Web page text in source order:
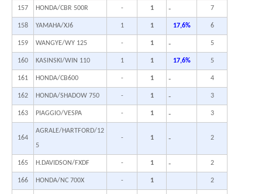
157 HONDA/CBR 500R - 1 - 7
158 YAMAHA/XJ6 1 1 17,6% 6
159 WANGYE/WY 125 - 1 - 5
160 KASINSKI/WIN 110 1 1 17,6% 5
161 HONDA/CB600 - 1 - 4
162 HONDA/SHADOW 750 - 1 - 3
163 PIAGGIO/VESPA - 1 - 3
164
AGRALE/HARTFORD/12
5
- 1 - 2
165 H.DAVIDSON/FXDF - 1 - 2
166 HONDA/NC 700X - 1 2